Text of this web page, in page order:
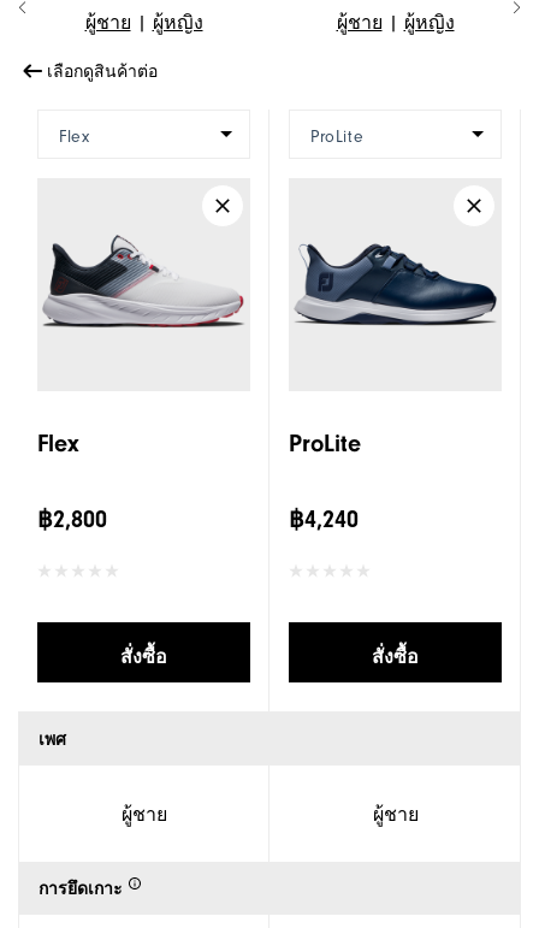
ผู้ชาย | ผู้หญิง
ผู้ชาย | ผู้หญิง
เลือกดูสินค้าต่อ
Flex
Flex
฿2,800
สั่งซื้อ
เพศ
ผู้ชาย
การยึดเกาะ
ProLite
ProLite
฿4,240
สั่งซื้อ
ผู้ชาย